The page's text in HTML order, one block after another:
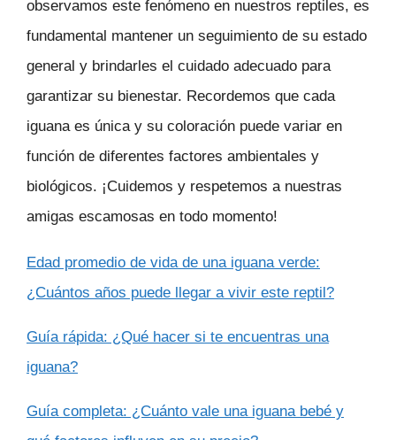
observamos este fenómeno en nuestros reptiles, es
fundamental mantener un seguimiento de su estado
general y brindarles el cuidado adecuado para
garantizar su bienestar. Recordemos que cada
iguana es única y su coloración puede variar en
función de diferentes factores ambientales y
biológicos. ¡Cuidemos y respetemos a nuestras
amigas escamosas en todo momento!
Edad promedio de vida de una iguana verde:
¿Cuántos años puede llegar a vivir este reptil?
Guía rápida: ¿Qué hacer si te encuentras una
iguana?
Guía completa: ¿Cuánto vale una iguana bebé y